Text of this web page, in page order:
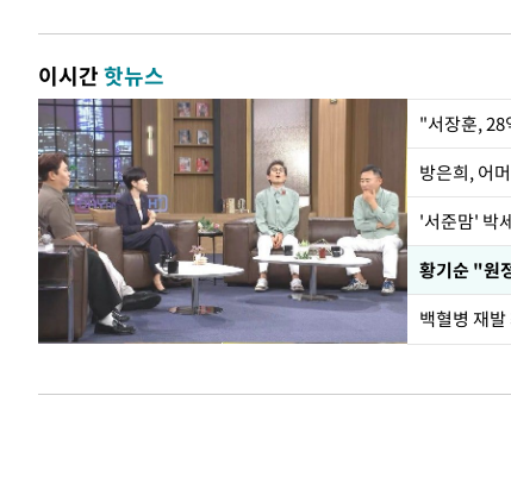
이시간핫뉴스
"서장훈, 28
방은희, 어
'서준맘' 박
황기순 "원
백혈병 재